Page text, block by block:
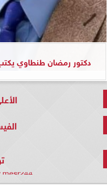
دكتور رمضان طنطاوي يكتب:
mesr244